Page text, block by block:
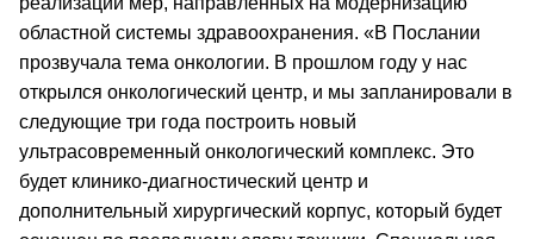
областной системы здравоохранения. «В Послании
прозвучала тема онкологии. В прошлом году у нас
открылся онкологический центр, и мы запланировали в
следующие три года построить новый
ультрасовременный онкологический комплекс. Это
будет клинико-диагностический центр и
дополнительный хирургический корпус, который будет